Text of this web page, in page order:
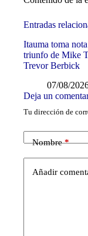
Entradas
Itauma toma
triunfo de Mike
Trevor Berbick
07/08/
Deja un
Tu dirección de
Nombre*
Añadir